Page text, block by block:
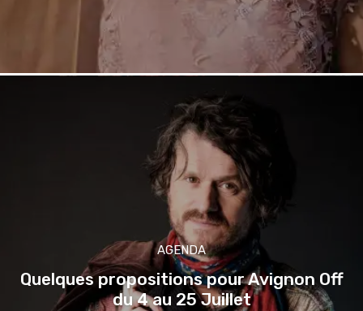
AGENDA
Quelques propositions pour Avignon Off
du 4 au 25 Juillet